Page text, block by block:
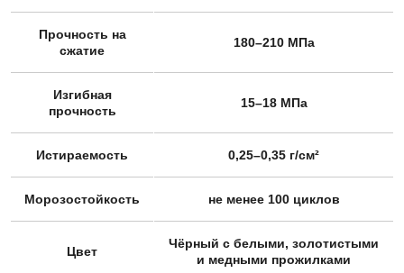
Прочность на
сжатие
180–210 МПа
Изгибная
прочность
15–18 МПа
Истираемость 0,25–0,35 г/см²
Морозостойкость не менее 100 циклов
Цвет
Чёрный с белыми, золотистыми
и медными прожилками